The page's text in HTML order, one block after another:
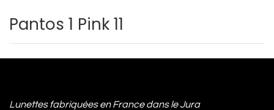
Pantos 1 Pink 11
Lunettes fabriquées en France dans le Jura